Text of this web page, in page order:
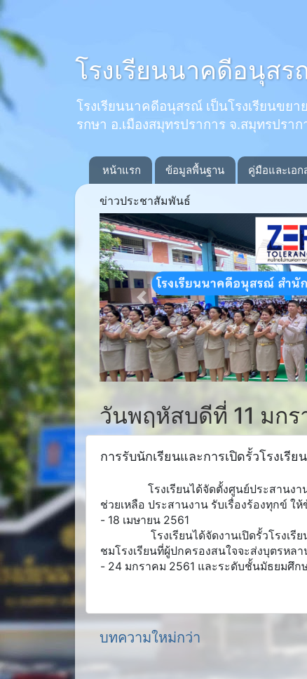
โรงเรียนนาคดีอนุส
โรงเรียนนาคดีอนุสรณ์ เป็นโรงเรียนขย
รกษา อ.เมืองสมุทรปราการ จ.สมุทรปร
หน้าแรก ข้อมูลพื้นฐาน คู่มือและเอก
ข่าวประชาสัมพันธ์
Previous
วันพฤหัสบดีที่ 11 มกร
การรับนักเรียนและการเปิดรั้วโรงเรีย
โรงเรียนได้จัดตั้งศูนย์ประสานงานกา
ช่วยเหลือ ประสานงาน รับเรื่องร้องทุกข์
- 18 เมษายน 2561
โรงเรียนได้จัดงานเปิดรั้วโรงเรียน
ชมโรงเรียนที่ผู้ปกครองสนใจจะส่งบุตรหล
- 24 มกราคม 2561 และระดับชั้นมัธยมศึก
บทความใหม่กว่า